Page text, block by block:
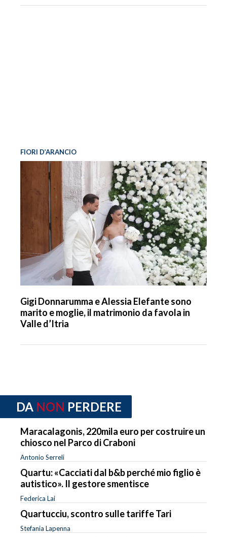
FIORI D’ARANCIO
Gigi Donnarumma e Alessia Elefante sono
marito e moglie, il matrimonio da favola in
Valle d’Itria
DA NON PERDERE
Maracalagonis, 220mila euro per costruire un
chiosco nel Parco di Craboni
Antonio Serreli
Quartu: «Cacciati dal b&b perché mio figlio è
autistico». Il gestore smentisce
Federica Lai
Quartucciu, scontro sulle tariffe Tari
Stefania Lapenna